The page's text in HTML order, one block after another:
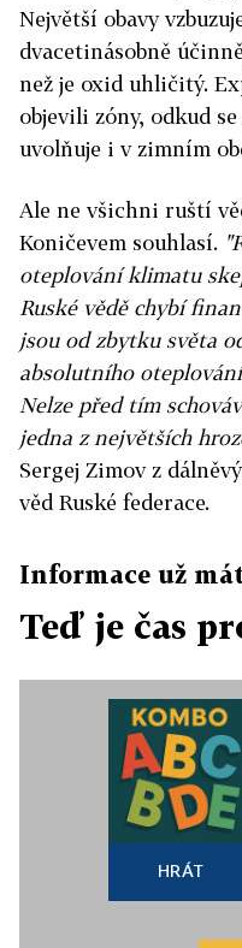
Největší obavy
dvacetinásobně
než je oxid uhličitý.
objevili zóny, odkud
uvolňuje i v zimním
Ale ne všichni ruští
Koničevem souhlasí.
oteplování klimatu
Ruské vědě chybí
jsou od zbytku světa
absolutního
Nelze před tím
jedna z největších
Sergej Zimov z
věd Ruské federace.
Informace už
Teď je čas
HRÁT